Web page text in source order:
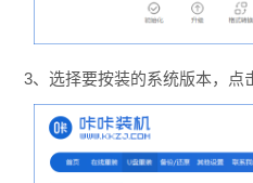
3、选择要按装的系统版本，点